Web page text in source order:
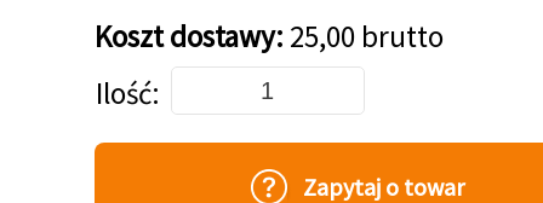
Koszt dostawy: 25,00 brutto
Dodaj do koszyka
Ilość
Zapytaj o towar